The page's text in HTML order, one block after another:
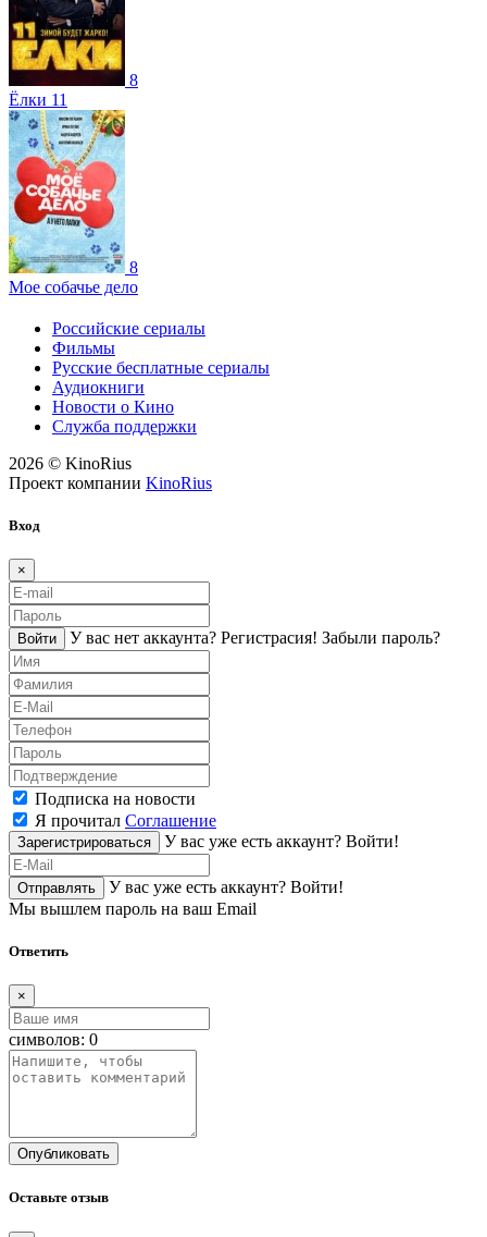
8
Ёлки 11
8
Мое собачье дело
Российские сериалы
Фильмы
Русские бесплатные сериалы
Аудиокниги
Новости о Кино
Служба поддержки
2026 © KinoRius
Проект компании KinoRius
Вход
×
Войти У вас нет аккаунта? Регистраcия! Забыли пароль?
Подписка на новости
Я прочитал Соглашение
Зарегистрироваться У вас уже есть аккаунт? Войти!
Отправлять У вас уже есть аккаунт? Войти!
Мы вышлем пароль на ваш Email
Ответить
×
символов: 0
Опубликовать
Оставьте отзыв